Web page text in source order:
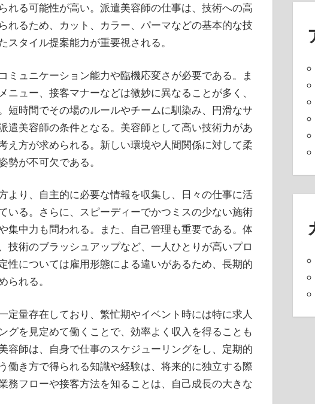
れる可能性が高い。派遣美容師の仕事は、技術への高
れるため、カット、カラー、パーマなどの基本的な技
タイル提案能力が重要視される。
ュニケーション能力や臨機応変さが必要である。ま
ュー、接客マナーなどは微妙に異なることが多く、
短時間でその場のルールやチームに馴染み、円滑なサ
遣美容師の条件となる。美容師として高い技術力があ
え方が求められる。新しい環境や人間関係に対して柔
が不可欠である。
より、自主的に必要な情報を収集し、日々の仕事に活
いる。さらに、スピーディーでかつミスの少ない施術
集中力も問われる。また、自己管理も重要である。体
技術のブラッシュアップなど、一人ひとりが高いプロ
性については雇用形態による違いがあるため、長期的
れる。
定量存在しており、繁忙期やイベント時には特に求人
グを見定めて働くことで、効率よく収入を得ることも
容師は、自身で仕事のスケジューリングをし、定期的
働き方で得られる知識や経験は、将来的に独立する際
務フローや接客方法を知ることは、自己成長の大きな